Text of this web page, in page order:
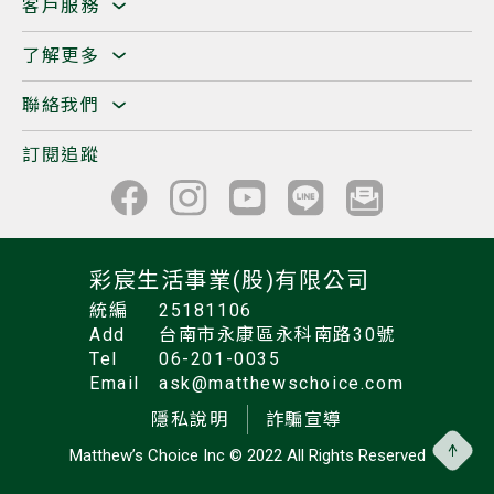
客戶服務
了解更多
聯絡我們
訂閱追蹤
彩宸生活事業(股)有限公司
統編
25181106
Add
台南市永康區永科南路30號
Tel
06-201-0035
Email
ask@matthewschoice.com
隱私說明
詐騙宣導
Matthew’s Choice Inc © 2022 All Rights Reserved